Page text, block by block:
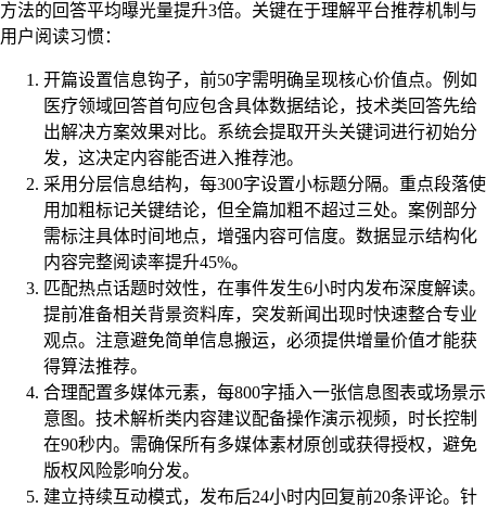
方法的回答平均曝光量提升3倍。关键在于理解平台推荐机制与
用户阅读习惯：
开篇设置信息钩子，前50字需明确呈现核心价值点。例如
医疗领域回答首句应包含具体数据结论，技术类回答先给
出解决方案效果对比。系统会提取开头关键词进行初始分
发，这决定内容能否进入推荐池。
采用分层信息结构，每300字设置小标题分隔。重点段落使
用加粗标记关键结论，但全篇加粗不超过三处。案例部分
需标注具体时间地点，增强内容可信度。数据显示结构化
内容完整阅读率提升45%。
匹配热点话题时效性，在事件发生6小时内发布深度解读。
提前准备相关背景资料库，突发新闻出现时快速整合专业
观点。注意避免简单信息搬运，必须提供增量价值才能获
得算法推荐。
合理配置多媒体元素，每800字插入一张信息图表或场景示
意图。技术解析类内容建议配备操作演示视频，时长控制
在90秒内。需确保所有多媒体素材原创或获得授权，避免
版权风险影响分发。
建立持续互动模式，发布后24小时内回复前20条评论。针